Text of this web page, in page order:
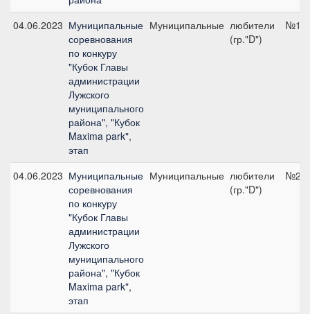
04.06.2023 Муниципальные
соревнования
по конкуру
"Кубок Главы
администрации
Лужского
муниципального
района", "Кубок
Maxima park",
этап
Муниципальные любители
(гр."D")
04.06.2023 Муниципальные
соревнования
по конкуру
"Кубок Главы
администрации
Лужского
муниципального
района", "Кубок
Maxima park",
этап
Муниципальные любители
(гр."D")